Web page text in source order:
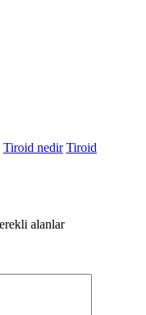
Tiroid nedir Tiroid
alanlar